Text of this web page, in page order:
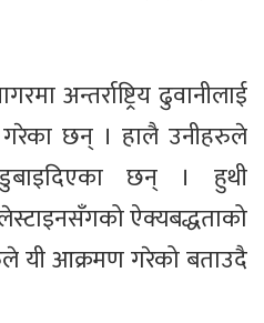
अन्तर्राष्ट्रिय ढुवानीलाई
गरेका छन् । हालै उनीहरुले
छन् । हुथी
ऐक्यबद्धताको
यी आक्रमण गरेको बताउदै